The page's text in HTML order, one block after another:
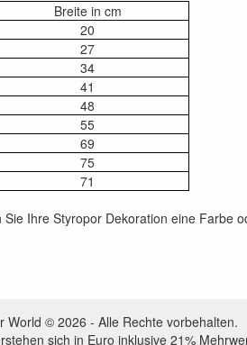
Breite in cm
20
27
34
41
48
55
69
75
71
Ihre Styropor Dekoration eine Farbe
World © 2026 - Alle Rechte vorbehalten.
sich in Euro inklusive 21%